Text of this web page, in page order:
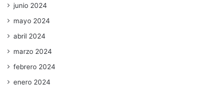
junio 2024
mayo 2024
abril 2024
marzo 2024
febrero 2024
enero 2024